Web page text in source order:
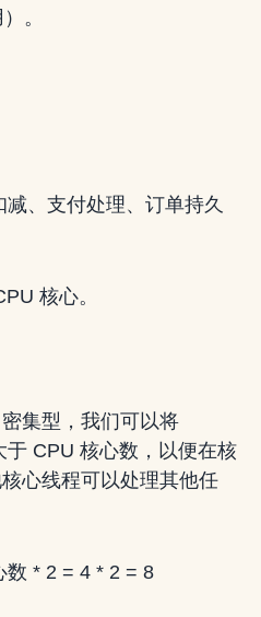
。
、支付处理、订单持久
核心。
集型，我们可以将
CPU 核心数，以便在核
心线程可以处理其他任
数 * 2 = 4 * 2 = 8